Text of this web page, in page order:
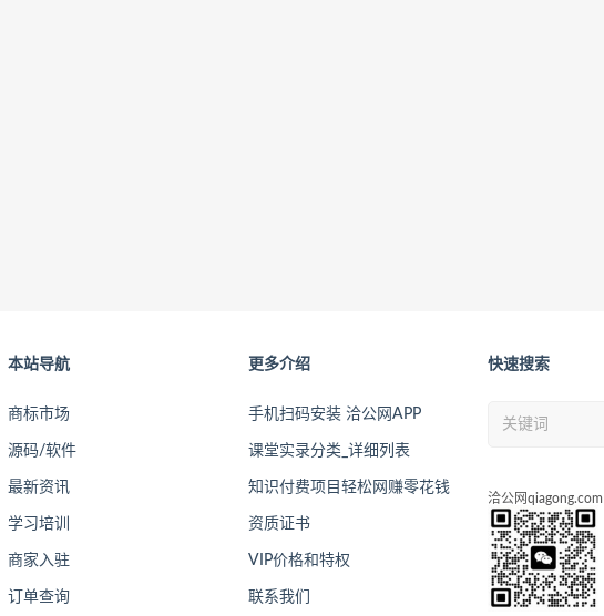
本站导航
商标市场
源码/软件
最新资讯
学习培训
商家入驻
订单查询
更多介绍
手机扫码安装 洽公网APP
课堂实录分类_详细列表
知识付费项目轻松网赚零花钱
资质证书
VIP价格和特权
联系我们
快速搜索
洽公网qiagong.com